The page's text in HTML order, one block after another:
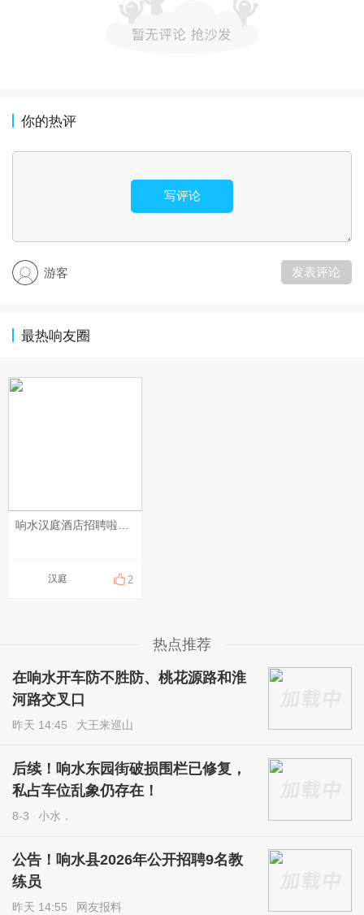
你的热评
写评论
游客 发表评论
最热响友圈
响水汉庭酒店招聘啦，现招聘❗️❗️前台服务员❗️❗️一名！待遇优厚，年终奖励，法定节假日3倍加班补助，缴纳保险，还有带薪年假 ，节日福利，免费提供工作餐，有无经验均可，提供一对一培训，有意者可联系 朱店18762500365面试地址：响水县黄海路76号财富广场！
汉庭 2
热点推荐
在响水开车防不胜防、桃花源路和淮
河路交叉口
昨天 14:45 大王来巡山
后续！响水东园街破损围栏已修复，
私占车位乱象仍存在！
8-3 小水．
公告！响水县2026年公开招聘9名教
练员
昨天 14:55 网友报料